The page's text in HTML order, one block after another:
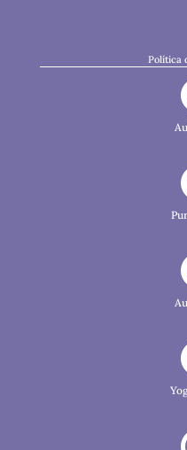
Política